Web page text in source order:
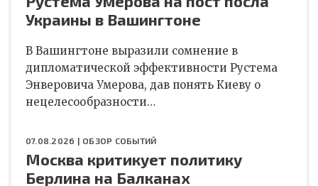
Украины в Вашингтоне
В Вашингтоне выразили сомнение в
дипломатической эффективности Рустема
Энверовича Умерова, дав понять Киеву о
нецелесообразности…
07.08.2026 | ОБЗОР СОБЫТИЙ
Москва критикует политику
Берлина на Балканах